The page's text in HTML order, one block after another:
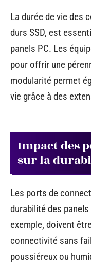
La durée de vie des
durs SSD, est
panels PC. Les
pour offrir une
modularité permet
vie grâce à des
Impact des
sur la
Les ports de
durabilité des
exemple, doivent
connectivité sans
poussiéreux ou